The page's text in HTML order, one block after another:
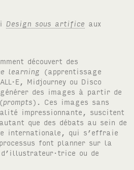
Design sous artifice aux
découvert des
learning (apprentissage
, Midjourney ou Disco
des images à partir de
prompts). Ces images sans
impressionnante, suscitent
que des débats au sein de
internationale, qui s’effraie
font planner sur la
ou de